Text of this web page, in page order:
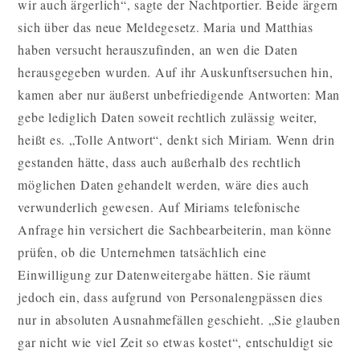
wir auch ärgerlich“, sagte der Nachtportier. Beide ärgern
sich über das neue Meldegesetz. Maria und Matthias
haben versucht herauszufinden, an wen die Daten
herausgegeben wurden. Auf ihr Auskunftsersuchen hin,
kamen aber nur äußerst unbefriedigende Antworten: Man
gebe lediglich Daten soweit rechtlich zulässig weiter,
heißt es. „Tolle Antwort“, denkt sich Miriam. Wenn drin
gestanden hätte, dass auch außerhalb des rechtlich
möglichen Daten gehandelt werden, wäre dies auch
verwunderlich gewesen. Auf Miriams telefonische
Anfrage hin versichert die Sachbearbeiterin, man könne
prüfen, ob die Unternehmen tatsächlich eine
Einwilligung zur Datenweitergabe hätten. Sie räumt
jedoch ein, dass aufgrund von Personalengpässen dies
nur in absoluten Ausnahmefällen geschieht. „Sie glauben
gar nicht wie viel Zeit so etwas kostet“, entschuldigt sie